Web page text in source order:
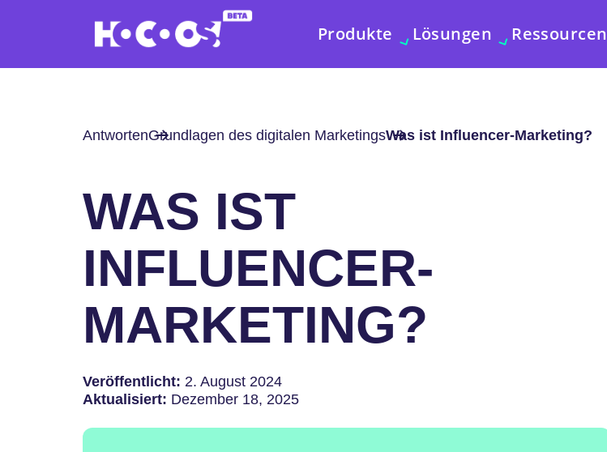
Produkte Lösungen Ressourcen
AntwortenGrundlagen des digitalen MarketingsWas ist Influencer-Marketing?
WAS IST
INFLUENCER-
MARKETING?
Veröffentlicht: 2. August 2024
Aktualisiert: Dezember 18, 2025